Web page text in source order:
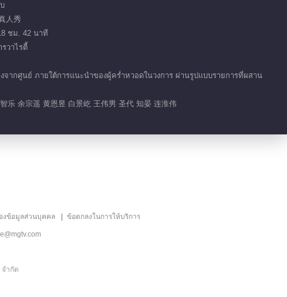
人秀
ชม. 42 นาที
รวาไรตี้
จากศูนย์ ภายใต้การแนะนำของผู้คร่ำหวอดในวงการ ผ่านรูปแบบรายการที่ผสาน
乐 余宗遥 黄恩昱 白景屹 王伟男 圣代 知晏 连淮伟
งข้อมูลส่วนบุคคล ข้อตกลงในการให้บริการ
จำกัด